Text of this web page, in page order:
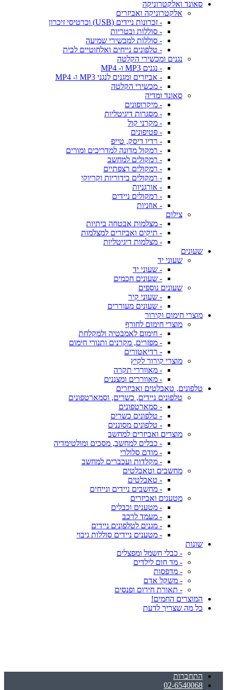
סאונד ואלקטרוניקה
אלקטרוניקה ואביזרים
- זכרונות ניידים (USB) וכרטיסי זיכרון
- סוללות ובטריות
- סוללות למכשירי שמיעה
- טלפונים נייחים ואלחוטיים לבית
נגנים ומכשירי הקלטה
- נגנים MP3 ו- MP4
- אביזרים ומגנים לנגני MP3 ו- MP4
- מכשירי הקלטה
סאונד ומדיה
- מיקרופונים
- מסגרות דיגיטליות
- מקרני קול
- פטיפונים
- רדיו דיסק, טייפ
- רמקול מדונה למדריכים ומורים
- רמקולים למחשב
- רמקולים רצפתיים
- רמקולים בידוריות וקריוקי
- אורגניות
- רמקולים ניידים
- אוזניות
צילום
- מצלמות אבטחה ביתיות
- תיקים ואביזרים למצלמות
- מצלמות דיגיטליות
שעונים
שעוני יד
- שעוני יד
- שעונים חכמים
שעונים נוספים
- שעוני קיר
- שעונים מעוררים
מוצרי חימום וקירור
מוצרי חימום לחורף
- חימום לאמבטיה ולמקלחת
- מפזרים, מקרנים ותנורי חימום
- רדיאטורים
מוצרי קירור לקיץ
- מאווררי תקרה
- מאווררים ומצננים
טלפונים, טאבלטים ואביזרים
טלפונים ניידים, כשרים, וסמארטפונים
- סמארטפונים
- טלפונים כשרים
- טלפונים מסוננים
מוצרים ואביזרים למחשב
- כבלים למחשב, מסכים ומולטימדיה
- מודם סלולרי
- מקלדות ועכברים למחשב
מחשבים וטאבלטים
- טאבלטים
- מחשבים ניידים ונייחים
מטענים ואביזרים
- מטענים וכבלים
- מעמד לרכב
- מגנים לטלפונים ניידים
- מטענים ניידים סוללות גיבוי
שונות
- כבלי חשמל ומפצלים
- מד חום לילדים
- מדפסות
- משקל אדם
- תאורת חירום ופנסים
המוצרים החמים!
כל מה שצריך לדעת
התחברות
02-6540068